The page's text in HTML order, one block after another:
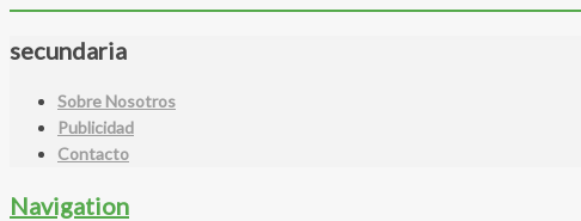
secundaria
Sobre Nosotros
Publicidad
Contacto
Navigation